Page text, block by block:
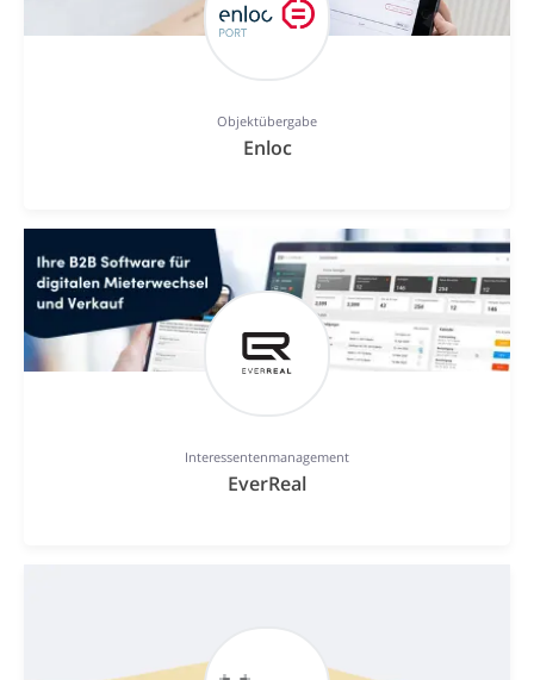
Objektübergabe
Enloc
Interessentenmanagement
EverReal